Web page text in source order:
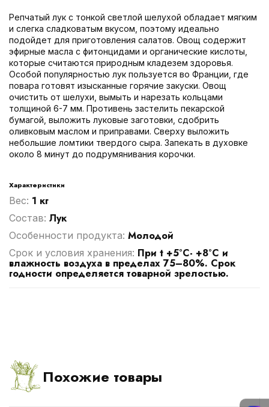
Репчатый лук с тонкой светлой шелухой обладает мягким
и слегка сладковатым вкусом, поэтому идеально
подойдет для приготовления салатов. Овощ содержит
эфирные масла с фитонцидами и органические кислоты,
которые считаются природным кладезем здоровья.
Особой популярностью лук пользуется во Франции, где
повара готовят изысканные горячие закуски. Овощ
очистить от шелухи, вымыть и нарезать кольцами
толщиной 6-7 мм. Противень застелить пекарской
бумагой, выложить луковые заготовки, сдобрить
оливковым маслом и приправами. Сверху выложить
небольшие ломтики твердого сыра. Запекать в духовке
около 8 минут до подрумянивания корочки.
Характеристики
Вес: 1 кг
Cостав: Лук
Особенности продукта: Молодой
Срок и условия хранения: При t +5°С- +8°С и
влажность воздуха в пределах 75–80%. Срок
годности определяется товарной зрелостью.
Похожие товары